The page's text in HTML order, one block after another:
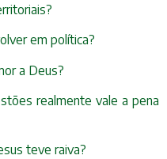
em política?
a Deus?
realmente vale a pena
teve raiva?